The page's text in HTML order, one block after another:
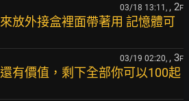
03/18 13:11, , 2F
放外接盒裡面帶著用 記憶體可
03/19 02:20, , 3F
有價值，剩下全部你可以100起